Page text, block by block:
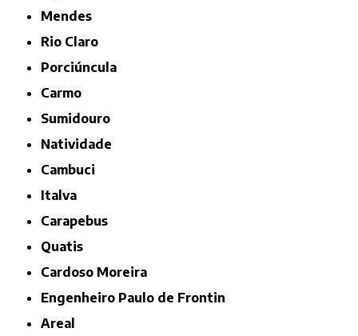
Mendes
Rio Claro
Porciúncula
Carmo
Sumidouro
Natividade
Cambuci
Italva
Carapebus
Quatis
Cardoso Moreira
Engenheiro Paulo de Frontin
Areal